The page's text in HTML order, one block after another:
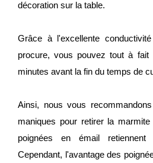
décoration sur la table.
Grâce à l'excellente
procure, vous pouvez tout à
minutes avant la fin du temps de
Ainsi, nous vous
maniques pour retirer la
poignées en émail retiennent
Cependant, l'avantage des